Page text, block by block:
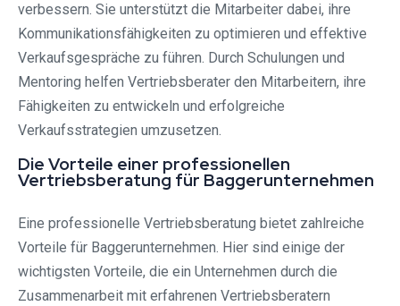
verbessern. Sie unterstützt die Mitarbeiter dabei, ihre
Kommunikationsfähigkeiten zu optimieren und effektive
Verkaufsgespräche zu führen. Durch Schulungen und
Mentoring helfen Vertriebsberater den Mitarbeitern, ihre
Fähigkeiten zu entwickeln und erfolgreiche
Verkaufsstrategien umzusetzen.
Die Vorteile einer professionellen
Vertriebsberatung für Baggerunternehmen
Eine professionelle Vertriebsberatung bietet zahlreiche
Vorteile für Baggerunternehmen. Hier sind einige der
wichtigsten Vorteile, die ein Unternehmen durch die
Zusammenarbeit mit erfahrenen Vertriebsberatern